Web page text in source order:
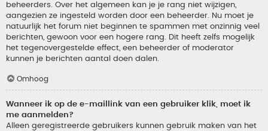
beheerders. Over het algemeen kan je je rang niet wijzigen,
aangezien ze ingesteld worden door een beheerder. Nu moet je
natuurlijk het forum niet beginnen te spammen met onzinnig veel
berichten, gewoon voor een hogere rang. Dit heeft zelfs mogelijk
het tegenovergestelde effect, een beheerder of moderator
kunnen je berichten aantal doen dalen.
Omhoog
Wanneer ik op de e-maillink van een gebruiker klik, moet ik
me aanmelden?
Alleen geregistreerde gebruikers kunnen gebruik maken van het